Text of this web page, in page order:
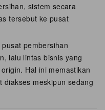
sistem secara
tersebut ke pusat
pembersihan
lalu lintas bisnis yang
Hal ini memastikan
diakses meskipun sedang